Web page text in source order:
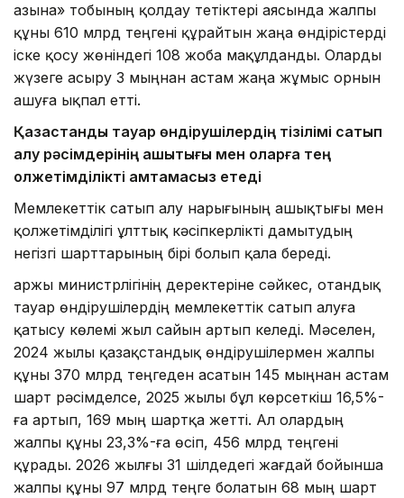
Қазына» тобының қолдау тетіктері аясында жалпы
құны 610 млрд теңгені құрайтын жаңа өндірістерді
іске қосу жөніндегі 108 жоба мақұлданды. Оларды
жүзеге асыру 3 мыңнан астам жаңа жұмыс орнын
ашуға ықпал етті.
Қазақстандық тауар өндірушілердің тізілімі сатып
алу рәсімдерінің ашықтығы мен оларға тең
қолжетімділікті қамтамасыз етеді
Мемлекеттік сатып алу нарығының ашықтығы мен
қолжетімділігі ұлттық кәсіпкерлікті дамытудың
негізгі шарттарының бірі болып қала береді.
Қаржы министрлігінің деректеріне сәйкес, отандық
тауар өндірушілердің мемлекеттік сатып алуға
қатысу көлемі жыл сайын артып келеді. Мәселен,
2024 жылы қазақстандық өндірушілермен жалпы
құны 370 млрд теңгеден асатын 145 мыңнан астам
шарт рәсімделсе, 2025 жылы бұл көрсеткіш 16,5%-
ға артып, 169 мың шартқа жетті. Ал олардың
жалпы құны 23,3%-ға өсіп, 456 млрд теңгені
құрады. 2026 жылғы 31 шілдедегі жағдай бойынша
жалпы құны 97 млрд теңге болатын 68 мың шарт